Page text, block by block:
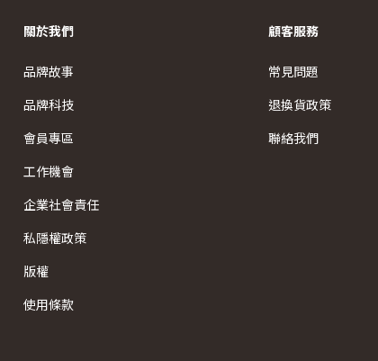
關於我們
品牌故事
品牌科技
會員專區
工作機會
企業社會責任
私隱權政策
版權
使用條款
顧客服務
常見問題
退換貨政策
聯絡我們